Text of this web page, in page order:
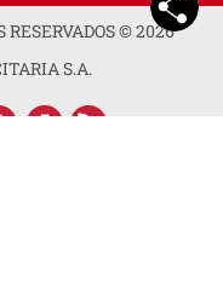
RESERVADOS ©2026
S.A.